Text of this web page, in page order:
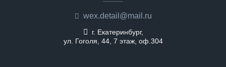
wex.detail@mail.ru
г. Екатеринбург,
ул. Гоголя, 44, 7 этаж, оф.304